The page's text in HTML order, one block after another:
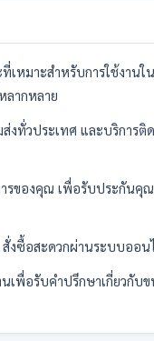
หมาะสำหรับการใช้งาน
ากหลาย
งทั่วประเทศ และบริการติ
ารของคุณ เพื่อรับประกันคุ
งซื้อสะดวกผ่านระบบออน
เพื่อรับคำปรึกษาเกี่ยวกับ